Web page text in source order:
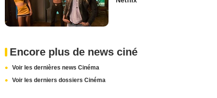
Encore plus de news ciné
Voir les dernières news Cinéma
Voir les derniers dossiers Cinéma